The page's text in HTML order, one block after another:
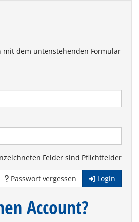
mit dem untenstehenden Formular
Felder sind Pflichtfelder
Passwort vergessen Login
Account?